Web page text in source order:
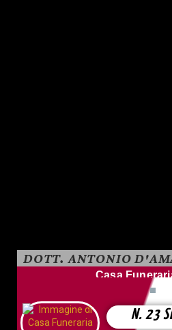
Casa
DOTT. ANTONIO
N. 23